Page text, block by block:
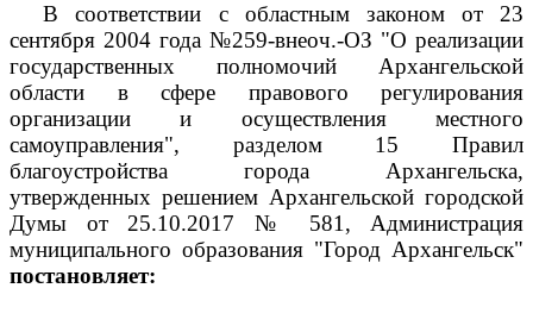
В соответствии с областным законом от 23
сентября 2004 года №259-внеоч.-ОЗ "О реализации
государственных полномочий Архангельской
области в сфере правового регулирования
организации и осуществления местного
самоуправления", разделом 15 Правил
благоустройства города Архангельска,
утвержденных решением Архангельской городской
Думы от 25.10.2017 № 581, Администрация
муниципального образования "Город Архангельск"
постановляет: